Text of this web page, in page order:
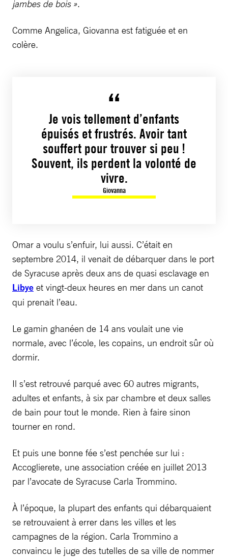
jambes de bois ».
Comme Angelica, Giovanna est fatiguée et en
colère.
Je vois tellement d’enfants
épuisés et frustrés. Avoir tant
souffert pour trouver si peu !
Souvent, ils perdent la volonté de
vivre.
Giovanna
Omar a voulu s’enfuir, lui aussi. C’était en
septembre 2014, il venait de débarquer dans le port
de Syracuse après deux ans de quasi esclavage en
Libye et vingt-deux heures en mer dans un canot
qui prenait l’eau.
Le gamin ghanéen de 14 ans voulait une vie
normale, avec l’école, les copains, un endroit sûr où
dormir.
Il s’est retrouvé parqué avec 60 autres migrants,
adultes et enfants, à six par chambre et deux salles
de bain pour tout le monde. Rien à faire sinon
tourner en rond.
Et puis une bonne fée s’est penchée sur lui :
Accoglierete, une association créée en juillet 2013
par l’avocate de Syracuse Carla Trommino.
À l’époque, la plupart des enfants qui débarquaient
se retrouvaient à errer dans les villes et les
campagnes de la région. Carla Trommino a
convaincu le juge des tutelles de sa ville de nommer